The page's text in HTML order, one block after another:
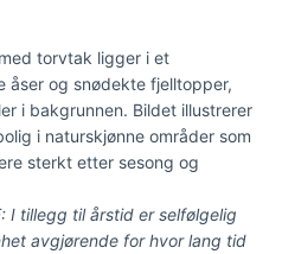
I tillegg til årstid er selfølgelig
avgjørende for hvor lang tid